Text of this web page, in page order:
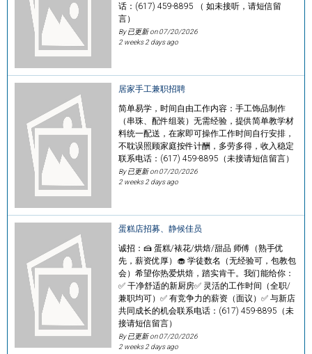
话：(617) 459-8895 （ 如未接听，请短信留
言）
By 已更新 on07/20/2026
2 weeks 2 days ago
居家手工兼职招聘
简单易学，时间自由工作内容：手工饰品制作
（串珠、配件组装）无需经验，提供简单教学材
料统一配送，在家即可操作工作时间自行安排，
不耽误照顾家庭按件计酬，多劳多得，收入稳定
联系电话：(617) 459-8895（未接请短信留言）
By 已更新 on07/20/2026
2 weeks 2 days ago
蛋糕店招募、静候佳员
诚招：🍰 蛋糕/裱花/烘焙/甜品 师傅（熟手优
先，薪资优厚）🧁 学徒数名（无经验可，包教包
会）希望你热爱烘焙，踏实肯干。我们能给你：
✅ 干净舒适的新厨房✅ 灵活的工作时间（全职/
兼职均可）✅ 有竞争力的薪资（面议）✅ 与新店
共同成长的机会联系电话：(617) 459-8895（未
接请短信留言）
By 已更新 on07/20/2026
2 weeks 2 days ago